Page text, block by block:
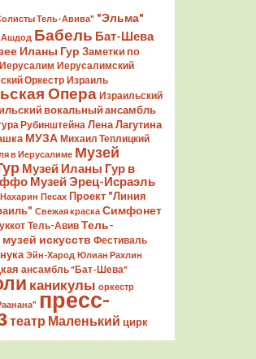
Тель-Авива" "Эльма"
Ашдод Бабель Бат-Шева
Иланы Гур Заметки по
Иерусалим Иерусалимский
Оркестр Израиль
Опера Израильский
вокальный ансамбль
Рубинштейна Лена Лагутина
МУЗА Михаил Теплицкий
в Иерусалиме Музей
Музей Иланы Гур в
Музей Эрец-Исраэль
Песах Проект "Линия
Свежая краска Симфонет
Тель-Авив Тель-
искусств Фестиваль
Эйн-Харод Юлиан Рахлин
ансамбль "Бат-Шева"
каникулы оркестр
пресс-
театр Маленький цирк